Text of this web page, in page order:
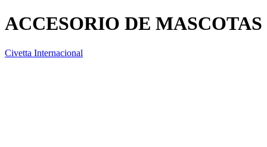
ACCESORIO DE MASCOTAS
Civetta Internacional